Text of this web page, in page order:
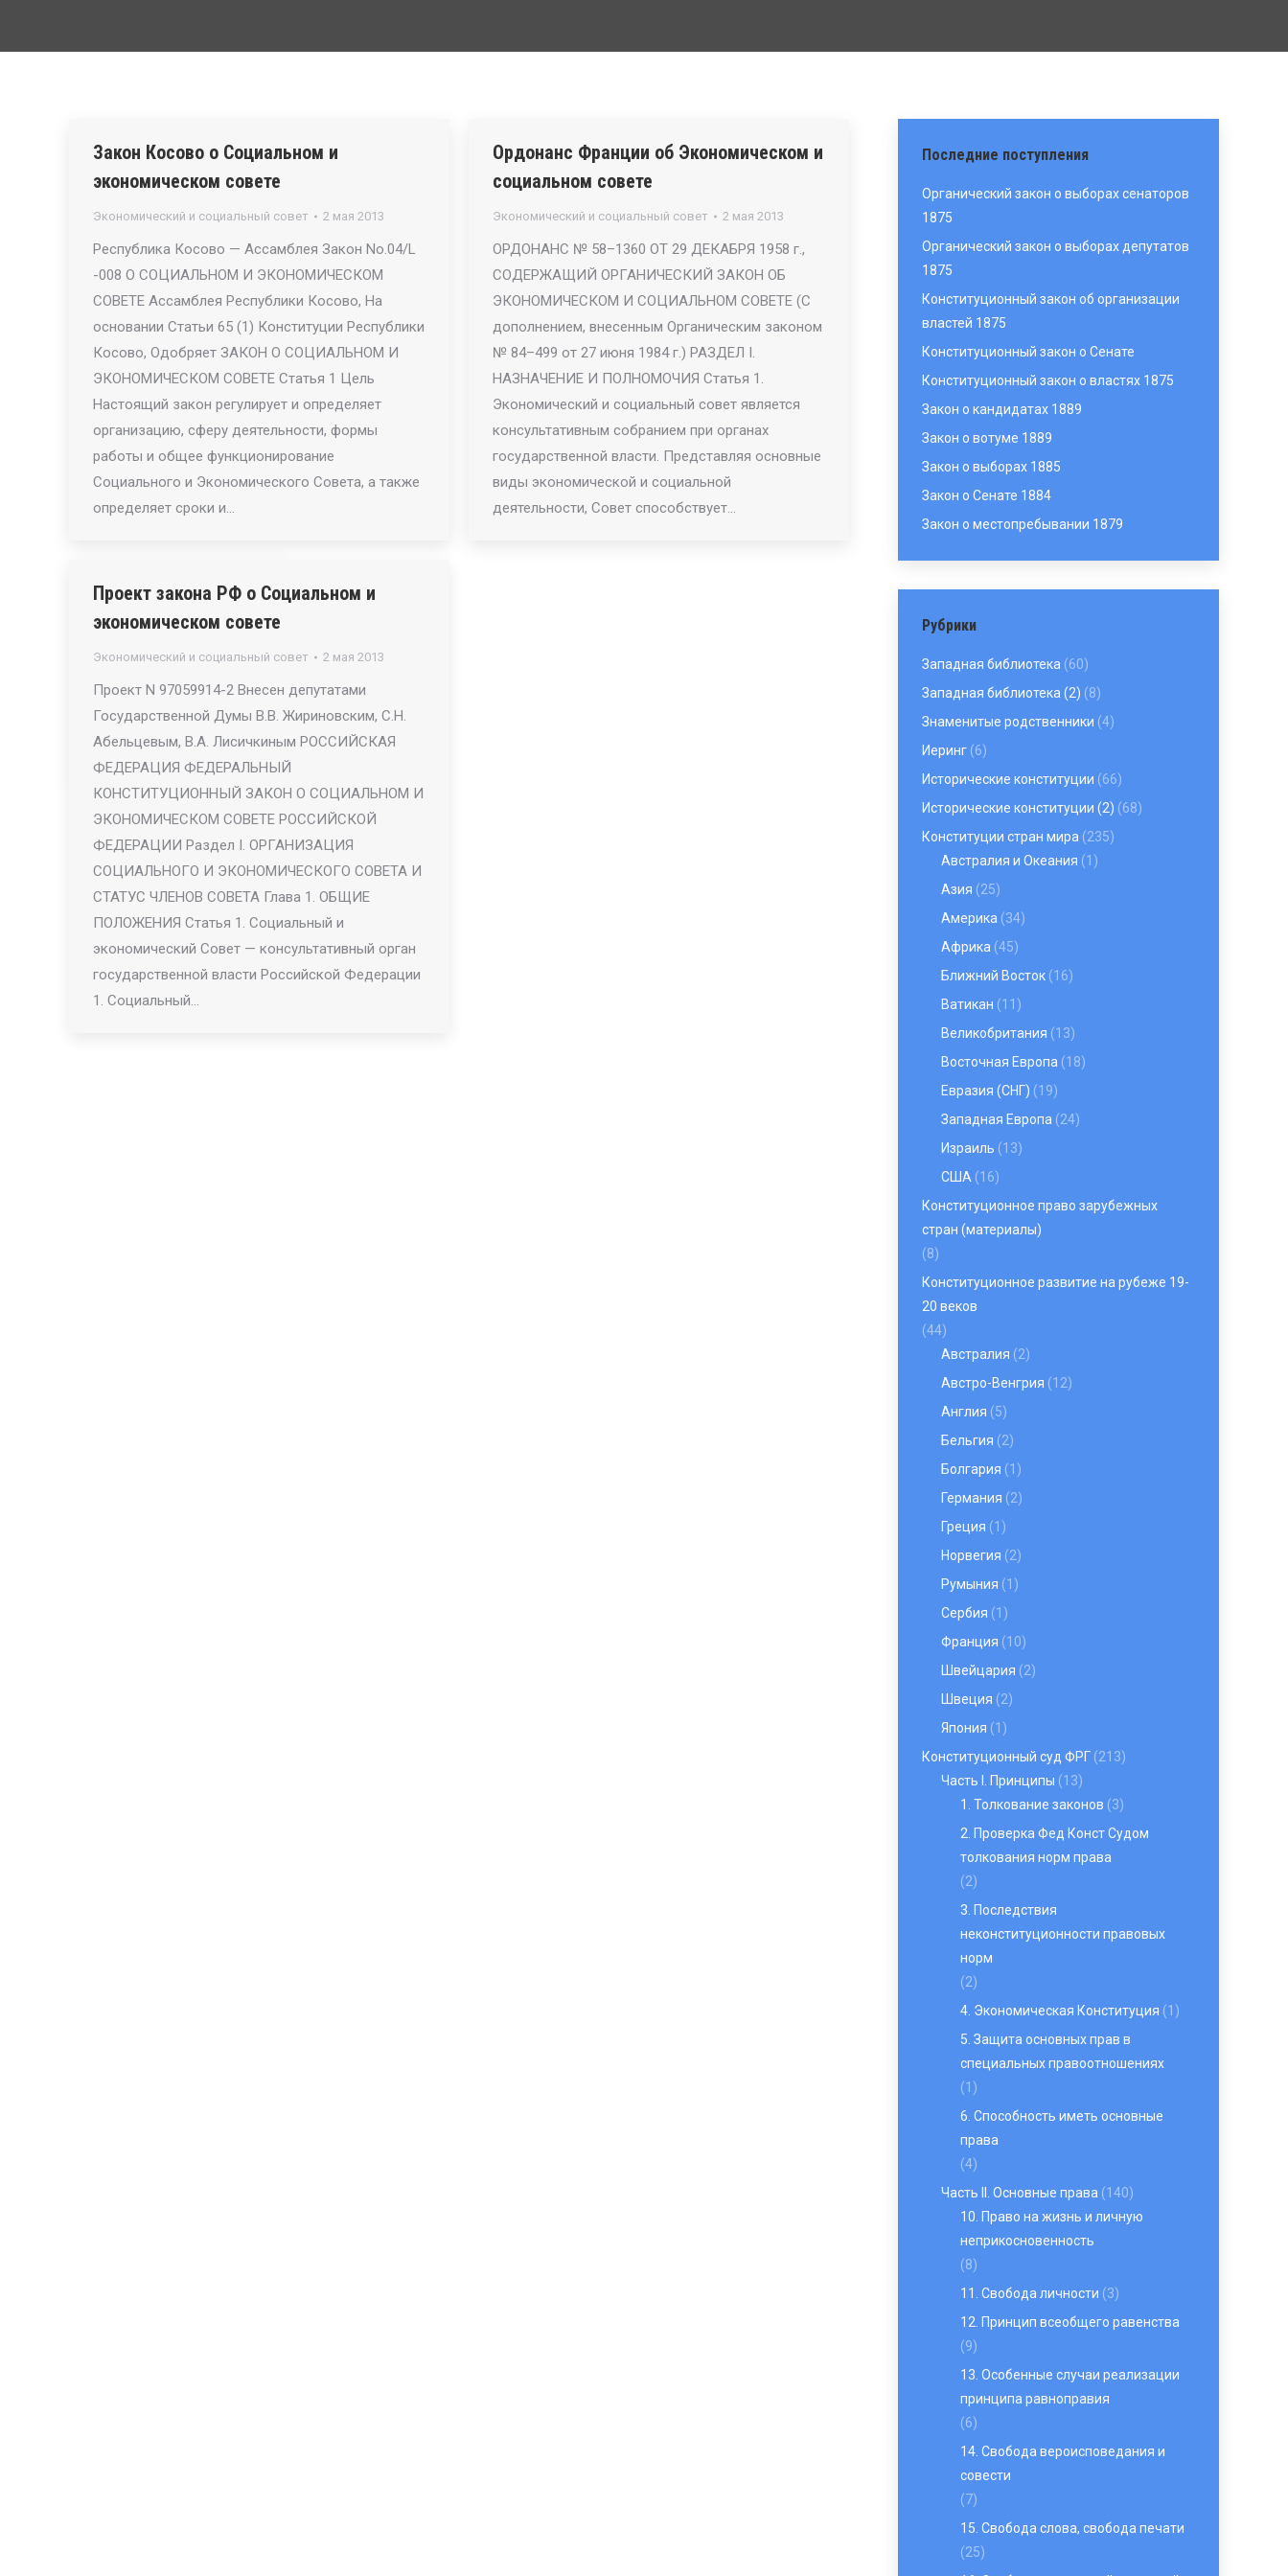
Закон Косово о Социальном и
экономическом совете
Экономический и социальный совет 2 мая 2013
Республика Косово — Ассамблея Закон No.04/L
-008 О СОЦИАЛЬНОМ И ЭКОНОМИЧЕСКОМ
СОВЕТЕ Ассамблея Республики Косово, На
основании Статьи 65 (1) Конституции Республики
Косово, Одобряет ЗАКОН О СОЦИАЛЬНОМ И
ЭКОНОМИЧЕСКОМ СОВЕТЕ Статья 1 Цель
Настоящий закон регулирует и определяет
организацию, сферу деятельности, формы
работы и общее функционирование
Социального и Экономического Совета, а также
определяет сроки и…
Ордонанс Франции об Экономическом и
социальном совете
Экономический и социальный совет 2 мая 2013
ОРДОНАНС № 58–1360 ОТ 29 ДЕКАБРЯ 1958 г.,
СОДЕРЖАЩИЙ ОРГАНИЧЕСКИЙ ЗАКОН ОБ
ЭКОНОМИЧЕСКОМ И СОЦИАЛЬНОМ СОВЕТЕ (С
дополнением, внесенным Органическим законом
№ 84–499 от 27 июня 1984 г.) РАЗДЕЛ I.
НАЗНАЧЕНИЕ И ПОЛНОМОЧИЯ Статья 1.
Экономический и социальный совет является
консультативным собранием при органах
государственной власти. Представляя основные
виды экономической и социальной
деятельности, Совет способствует…
Проект закона РФ о Социальном и
экономическом совете
Экономический и социальный совет 2 мая 2013
Проект N 97059914-2 Внесен депутатами
Государственной Думы В.В. Жириновским, С.Н.
Абельцевым, В.А. Лисичкиным РОССИЙСКАЯ
ФЕДЕРАЦИЯ ФЕДЕРАЛЬНЫЙ
КОНСТИТУЦИОННЫЙ ЗАКОН О СОЦИАЛЬНОМ И
ЭКОНОМИЧЕСКОМ СОВЕТЕ РОССИЙСКОЙ
ФЕДЕРАЦИИ Раздел I. ОРГАНИЗАЦИЯ
СОЦИАЛЬНОГО И ЭКОНОМИЧЕСКОГО СОВЕТА И
СТАТУС ЧЛЕНОВ СОВЕТА Глава 1. ОБЩИЕ
ПОЛОЖЕНИЯ Статья 1. Социальный и
экономический Совет — консультативный орган
государственной власти Российской Федерации
1. Социальный…
Последние поступления
Органический закон о выборах сенаторов
1875
Органический закон о выборах депутатов
1875
Конституционный закон об организации
властей 1875
Конституционный закон о Сенате
Конституционный закон о властях 1875
Закон о кандидатах 1889
Закон о вотуме 1889
Закон о выборах 1885
Закон о Сенате 1884
Закон о местопребывании 1879
Рубрики
Западная библиотека (60)
Западная библиотека (2) (8)
Знаменитые родственники (4)
Иеринг (6)
Исторические конституции (66)
Исторические конституции (2) (68)
Конституции стран мира (235)
Австралия и Океания (1)
Азия (25)
Америка (34)
Африка (45)
Ближний Восток (16)
Ватикан (11)
Великобритания (13)
Восточная Европа (18)
Евразия (СНГ) (19)
Западная Европа (24)
Израиль (13)
США (16)
Конституционное право зарубежных
стран (материалы)
(8)
Конституционное развитие на рубеже 19-
20 веков
(44)
Австралия (2)
Австро-Венгрия (12)
Англия (5)
Бельгия (2)
Болгария (1)
Германия (2)
Греция (1)
Норвегия (2)
Румыния (1)
Сербия (1)
Франция (10)
Швейцария (2)
Швеция (2)
Япония (1)
Конституционный суд ФРГ (213)
Часть I. Принципы (13)
1. Толкование законов (3)
2. Проверка Фед Конст Судом
толкования норм права
(2)
3. Последствия
неконституционности правовых
норм
(2)
4. Экономическая Конституция (1)
5. Защита основных прав в
специальных правоотношениях
(1)
6. Способность иметь основные
права
(4)
Часть II. Основные права (140)
10. Право на жизнь и личную
неприкосновенность
(8)
11. Свобода личности (3)
12. Принцип всеобщего равенства
(9)
13. Особенные случаи реализации
принципа равноправия
(6)
14. Свобода вероисповедания и
совести
(7)
15. Свобода слова, свобода печати
(25)